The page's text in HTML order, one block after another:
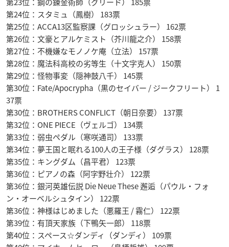
第24位：スタミュ（鳳樹） 183票
第25位：ACCA13区監察課（グロッシュラー） 162票
第26位：文豪とアルケミスト（芥川龍之介） 158票
第27位：不機嫌なモノノケ庵（立法） 157票
第28位：魔法科高校の劣等生（十文字克人） 150票
第29位：怪物事変（隠神鼓八千） 145票
第30位：Fate/Apocrypha（黒のセイバー / ジークフリート） 1
37票
第30位：BROTHERS CONFLICT（朝日奈要） 137票
第32位：ONE PIECE（ヴェルゴ） 134票
第33位：弱虫ペダル（寒咲通司） 133票
第34位：夢王国と眠れる100人の王子様（ダグラス） 128票
第35位：キングダム（昌平君） 123票
第36位：ピアノの森（阿字野壮介） 122票
第36位：銀河英雄伝説 Die Neue These 邂逅（パウル・フォ
ン・オーベルシュタイン） 122票
第36位：神様はじめました（悪羅王 / 霧仁） 122票
第39位：有頂天家族（下鴨矢一郎） 118票
第40位：スペース☆ダンディ（ダンディ） 109票